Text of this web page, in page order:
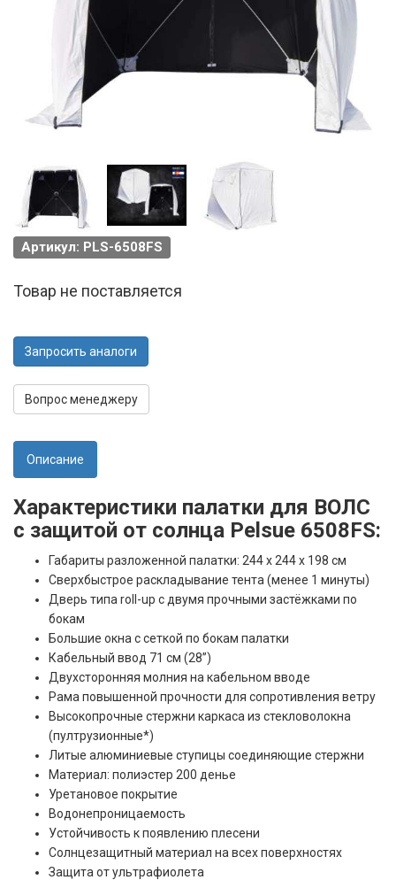
Артикул: PLS-6508FS
Товар не поставляется
Запросить аналоги
Вопрос менеджеру
Описание
Характеристики палатки для ВОЛС
с защитой от солнца Pelsue 6508FS:
Габариты разложенной палатки: 244 x 244 x 198 см
Сверхбыстрое раскладывание тента (менее 1 минуты)
Дверь типа roll-up с двумя прочными застёжками по
бокам
Большие окна с сеткой по бокам палатки
Кабельный ввод 71 см (28”)
Двухсторонняя молния на кабельном вводе
Рама повышенной прочности для сопротивления ветру
Высокопрочные стержни каркаса из стекловолокна
(пултрузионные*)
Литые алюминиевые ступицы соединяющие стержни
Материал: полиэстер 200 денье
Уретановое покрытие
Водонепроницаемость
Устойчивость к появлению плесени
Солнцезащитный материал на всех поверхностях
Защита от ультрафиолета